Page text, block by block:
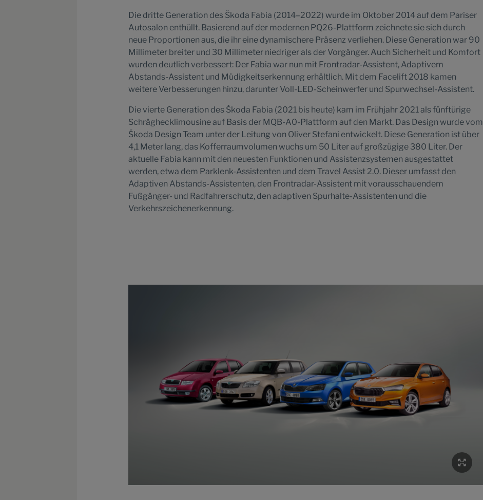
Die dritte Generation des Škoda Fabia (2014–2022) wurde im Oktober 2014 auf dem Pariser
Autosalon enthüllt. Basierend auf der modernen PQ26-Plattform zeichnete sie sich durch
neue Proportionen aus, die ihr eine dynamischere Präsenz verliehen. Diese Generation war 90
Millimeter breiter und 30 Millimeter niedriger als der Vorgänger. Auch Sicherheit und Komfort
wurden deutlich verbessert: Der Fabia war nun mit Frontradar-Assistent, Adaptivem
Abstands-Assistent und Müdigkeitserkennung erhältlich. Mit dem Facelift 2018 kamen
weitere Verbesserungen hinzu, darunter Voll-LED-Scheinwerfer und Spurwechsel-Assistent.
Die vierte Generation des Škoda Fabia (2021 bis heute) kam im Frühjahr 2021 als fünftürige
Schräghecklimousine auf Basis der MQB-A0-Plattform auf den Markt. Das Design wurde vom
Škoda Design Team unter der Leitung von Oliver Stefani entwickelt. Diese Generation ist über
4,1 Meter lang, das Kofferraumvolumen wuchs um 50 Liter auf großzügige 380 Liter. Der
aktuelle Fabia kann mit den neuesten Funktionen und Assistenzsystemen ausgestattet
werden, etwa dem Parklenk-Assistenten und dem Travel Assist 2.0. Dieser umfasst den
Adaptiven Abstands-Assistenten, den Frontradar-Assistent mit vorausschauendem
Fußgänger- und Radfahrerschutz, den adaptiven Spurhalte-Assistenten und die
Verkehrszeichenerkennung.